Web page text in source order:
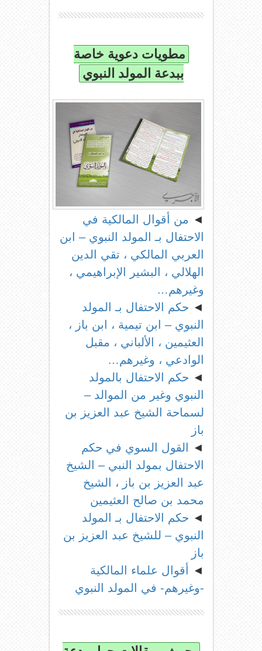
مطويات دعوية خاصة
ببدعة المولد النبوي
◄ من أقوال المالكية في
الاحتفال بـ المولد النبوي – ابن
العربي المالكي ، تقي الدين
الهلالي ، البشير الإبراهيمي ،
وغيرهم…
◄ حكم الاحتفال بـ المولد
النبوي – ابن تيمية ، ابن باز ،
العثيمين ، الألباني ، مقبل
الوادعي ، وغيرهم…
◄ حكم الاحتفال بالمولد
النبوي وغير من الموالد –
لسماحة الشيخ عبد العزيز بن
باز
◄
القول السوي في حكم
الاحتفال بمولد النبي – الشيخ
عبد العزيز بن باز ، الشيخ
محمد بن صالح العثيمين
◄ حكم الاحتفال بـ المولد
النبوي – للشيخ عبد العزيز بن
باز
◄
أقوال علماء المالكية
-وغيرهم- في المولد النبوي